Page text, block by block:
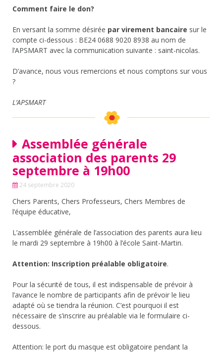
Comment faire le don?
En versant la somme désirée par virement bancaire sur le
compte ci-dessous : BE24 0688 9020 8938 au nom de
l’APSMART avec la communication suivante : saint-nicolas.
D’avance, nous vous remercions et nous comptons sur vous
?
L’APSMART
Assemblée générale
association des parents 29
septembre à 19h00
24 septembre 2020
Chers Parents, Chers Professeurs, Chers Membres de
l’équipe éducative,
L’assemblée générale de l’association des parents aura lieu
le mardi 29 septembre à 19h00 à l’école Saint-Martin.
Attention: Inscription préalable obligatoire.
Pour la sécurité de tous, il est indispensable de prévoir à
l’avance le nombre de participants afin de prévoir le lieu
adapté où se tiendra la réunion. C’est pourquoi il est
nécessaire de s’inscrire au préalable via le formulaire ci-
dessous.
Attention: le port du masque est obligatoire pendant la